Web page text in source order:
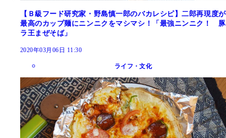
【Ｂ級フード研究家・野島慎一郎のバカレシピ】二郎再現度が
最高のカップ麺にニンニクをマシマシ！「最強ニンニク！ 豚
ラ王まぜそば」
2020年03月06日 11:30
ライフ・文化